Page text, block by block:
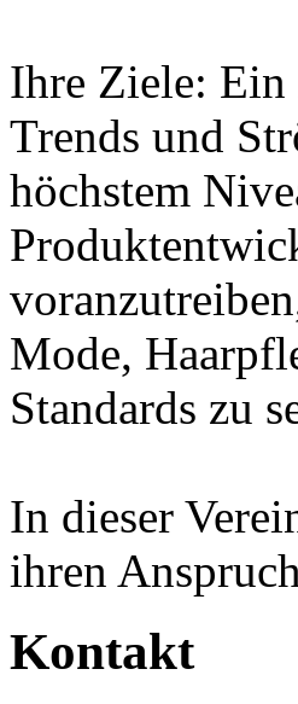
Ihre Ziele: Ein
Trends und
höchstem
Mode,
Standards zu
In dieser
ihren
Kontakt